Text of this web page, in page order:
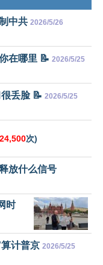
中共 2026/5/26
在哪里 📝 2026/5/25
丢脸 📝 2026/5/25
24,500次)
放什么信号
时
计普京 2026/5/25